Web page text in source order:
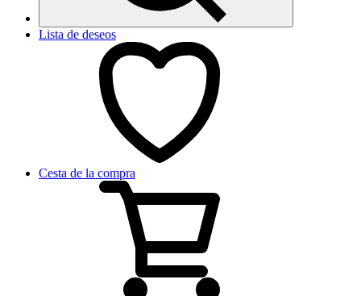
Lista de deseos
Cesta de la compra